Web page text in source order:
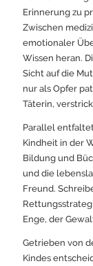
Erinnerung zu
Zwischen
emotionaler
Wissen heran.
Sicht auf die
nur als Opfer
Täterin,
Parallel
Kindheit in der
Bildung und
und die
Freund.
Enge, der
Getrieben von
Kindes